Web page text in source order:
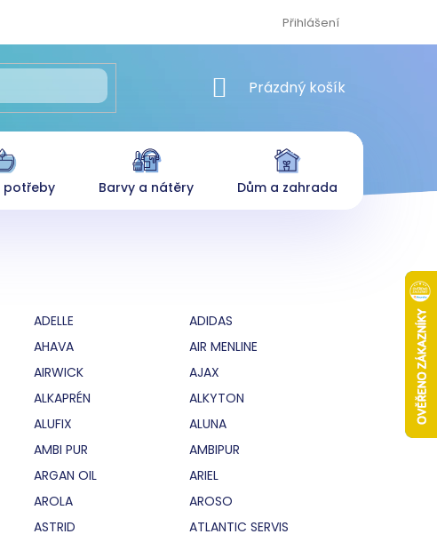
Přihlášení
NÁKUPNÍ KOŠÍK
Prázdný košík
potřeby Barvy a nátěry Dům a zahrada
ADELLE
ADIDAS
AHAVA
AIR MENLINE
AIRWICK
AJAX
ALKAPRÉN
ALKYTON
ALUFIX
ALUNA
AMBI PUR
AMBIPUR
ARGAN OIL
ARIEL
AROLA
AROSO
ASTRID
ATLANTIC SERVIS